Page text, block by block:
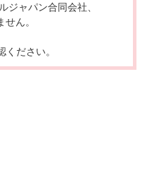
ジャパン合同会社、
ん。
ください。